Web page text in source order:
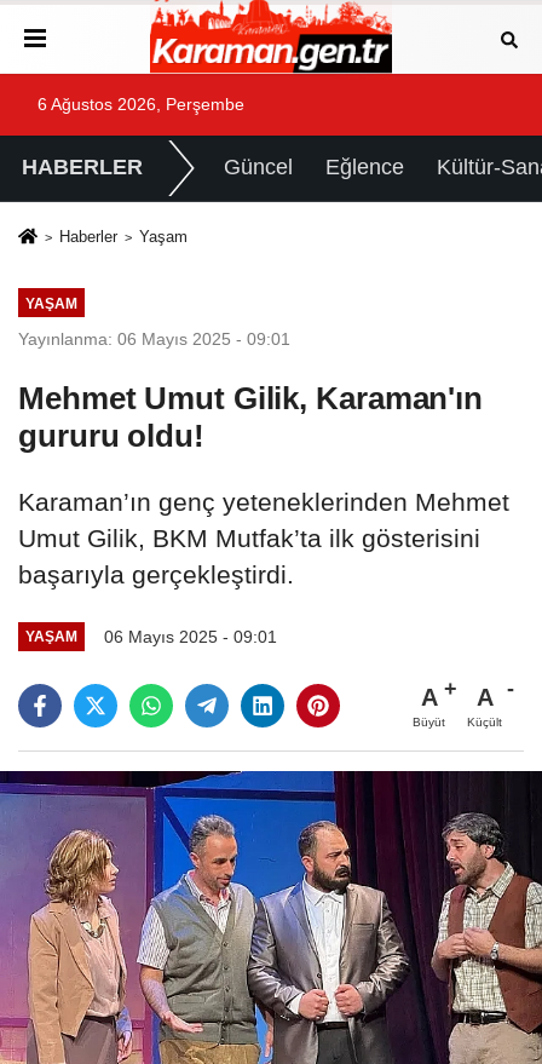
6 Ağustos 2026, Perşembe
HABERLER Güncel Eğlence Kültür-
Haberler Yaşam
YAŞAM
Yayınlanma: 06 Mayıs 2025 - 09:01
Mehmet Umut Gilik, Karaman'ın
gururu oldu!
Karaman’ın genç yeteneklerinden Mehmet
Umut Gilik, BKM Mutfak’ta ilk gösterisini
başarıyla gerçekleştirdi.
YAŞAM 06 Mayıs 2025 - 09:01
A
Büyüt
A
Küçült